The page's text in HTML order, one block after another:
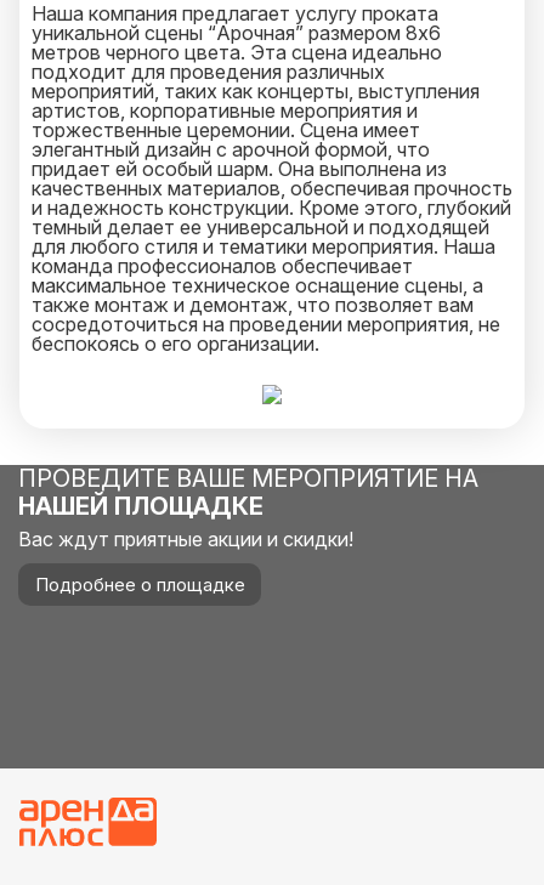
Наша компания предлагает услугу проката
уникальной сцены “Арочная” размером 8х6
метров черного цвета. Эта сцена идеально
подходит для проведения различных
мероприятий, таких как концерты, выступления
артистов, корпоративные мероприятия и
торжественные церемонии. Сцена имеет
элегантный дизайн с арочной формой, что
придает ей особый шарм. Она выполнена из
качественных материалов, обеспечивая прочность
и надежность конструкции. Кроме этого, глубокий
темный делает ее универсальной и подходящей
для любого стиля и тематики мероприятия. Наша
команда профессионалов обеспечивает
максимальное техническое оснащение сцены, а
также монтаж и демонтаж, что позволяет вам
сосредоточиться на проведении мероприятия, не
беспокоясь о его организации.
ПРОВЕДИТЕ ВАШЕ МЕРОПРИЯТИЕ НА
НАШЕЙ ПЛОЩАДКЕ
Вас ждут приятные акции и скидки!
Подробнее о площадке